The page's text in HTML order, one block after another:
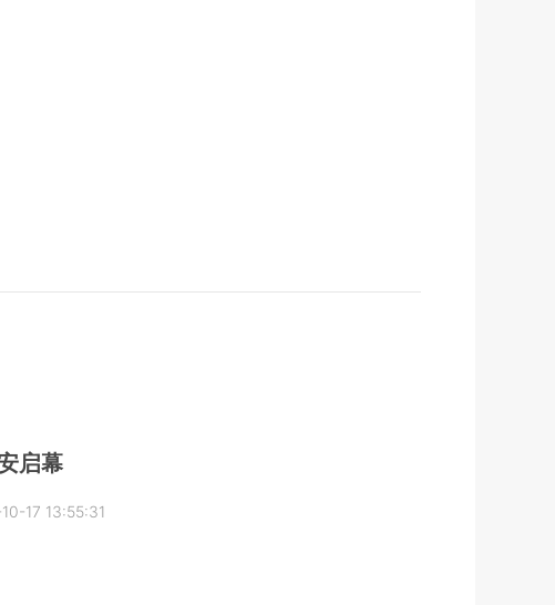
启幕
17 13:55:31